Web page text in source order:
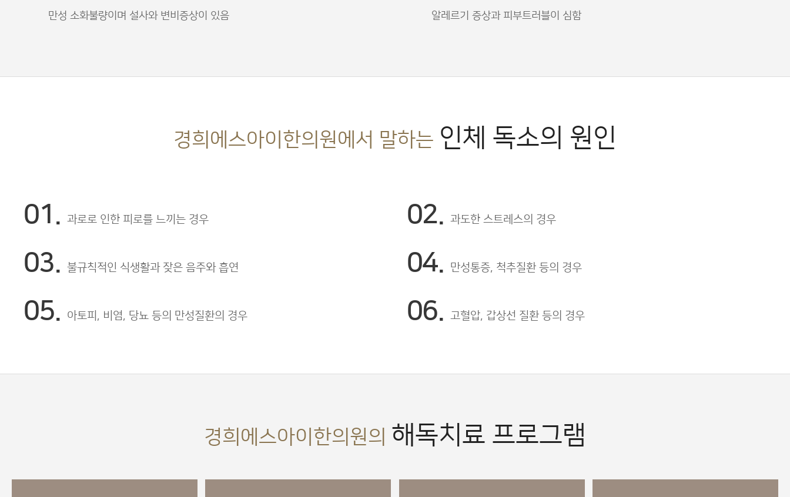
만성 소화불량이며 설사와 변비증상이 있음 알레르기 증상과 피부트러블이 심함
경희에스아이한의원에서 말하는 인체 독소의 원인
01. 과로로 인한 피로를 느끼는 경우 02. 과도한 스트레스의 경우
03. 불규칙적인 식생활과 잦은 음주와 흡연 04. 만성통증, 척추질환 등의 경우
05. 아토피, 비염, 당뇨 등의 만성질환의 경우 06. 고혈압, 갑상선 질환 등의 경우
경희에스아이한의원의 해독치료 프로그램